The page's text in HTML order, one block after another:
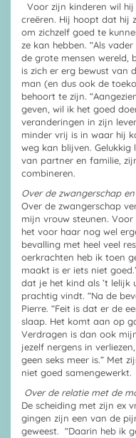
Voor zijn kinderen wil
creëren. Hij hoopt dat hij
om zichzelf goed te
ze kan hebben. “Als
de grote mensen wereld,
is zich er erg bewust van
man (en dus ook de
behoort te zijn.
geven, wil ik het goed
veranderingen in zijn
minder vrij is in waar hij
weg kan blijven. Gelukkig
van partner en familie,
combineren.
Over de zwangerschap
Over de zwangerschap
mijn vrouw steunen.
het voor haar nog wel
bevalling met heel veel
oerkrachten heb ik toen
maakt is er iets niet
dat je het kind als ’t
prachtig vindt. “Na de
Pierre. “Feit is dat er de
slaap. Het komt aan op
Verdragen is dan ook
jezelf nergens in
geen seks meer is.” Met
niet goed samengewerkt.
Over de relatie met de
De scheiding met zijn ex
gingen zijn een van de
geweest. “Daarin heb ik